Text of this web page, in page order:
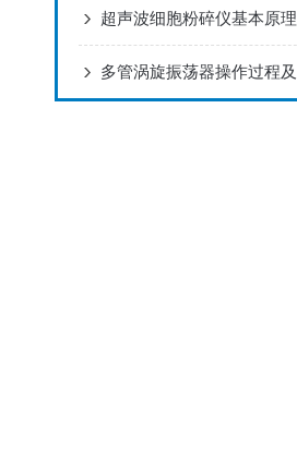
超声波细胞粉碎仪基本原理